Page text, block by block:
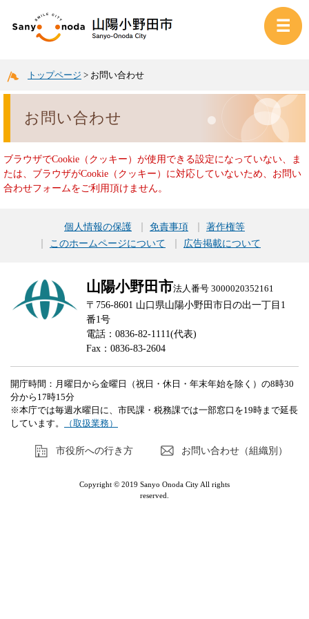
トップページ > お問い合わせ
お問い合わせ
ブラウザでCookie（クッキー）が使用できる設定になっていない、ま
たは、ブラウザがCookie（クッキー）に対応していないため、お問い
合わせフォームをご利用頂けません。
個人情報の保護 免責事項
著作権等
このホームページについて
広告掲載について
山陽小野田市法人番号 3000020352161
〒756-8601 山口県山陽小野田市日の出一丁目1
番1号
電話：0836-82-1111(代表)
Fax：0836-83-2604
開庁時間：月曜日から金曜日（祝日・休日・年末年始を除く）の8時30
分から17時15分
※本庁では毎週水曜日に、市民課・税務課では一部窓口を19時まで延長
しています。
（取扱業務）
市役所への行き方 お問い合わせ（組織別）
Copyright © 2019 Sanyo Onoda City All rights
reserved.